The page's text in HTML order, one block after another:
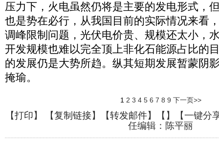
压力下，火电虽然仍将是主要的发电形式，
也是势在必行，从我国目前的实际情况来看
调峰限制问题，光伏电价贵、规模还太小，
开发规模也难以完全顶上非化石能源占比的
的发展仍是大势所趋。纵其短期发展暂蒙阴
掩瑜。
1 2 3 4 5 6 7 8 9 下一页>>
【打印】 【复制链接】【转发邮件】【 】
【一键分
任编辑：陈平丽